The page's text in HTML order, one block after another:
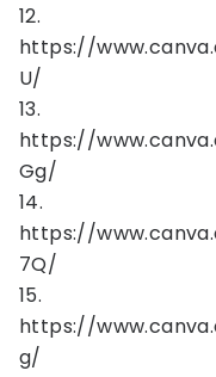
12.
https://
U/
13.
https://
Gg/
14.
https://
7Q/
15.
https://
g/